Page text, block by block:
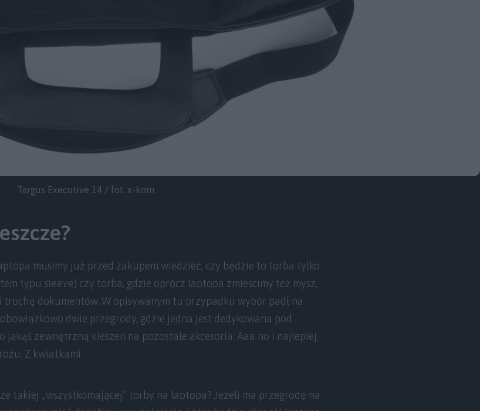
Targus Executive 14 / fot. x-kom
musimy już przed zakupem wiedzieć, czy będzie to torba tylko
typu sleeve) czy torba, gdzie oprócz laptopa zmieścimy też mysz,
trochę dokumentów. W opisywanym tu przypadku wybór padł na
dwie przegrody, gdzie jedna jest dedykowana pod
jakąś zewnętrzną kieszeń na pozostałe akcesoria. Aaa no i najlepiej
Z kwiatkami.
takiej „wszystkomającej” torby na laptopa? Jeżeli ma przegrodę na